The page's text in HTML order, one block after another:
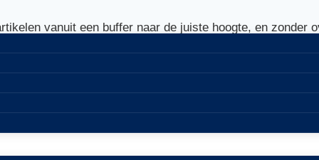
vanuit een buffer naar de juiste hoogte, en zonder